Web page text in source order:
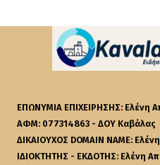
ΕΠΩΝΥΜΙΑ ΕΠΙΧΕΙΡΗΣΗΣ: Ελένη
ΑΦΜ: 077314863 - ΔΟΥ Καβάλας
ΔΙΚΑΙΟΥΧΟΣ DOMAIN NAME:
ΙΔΙΟΚΤΗΤΗΣ - ΕΚΔΟΤΗΣ: Ελένη